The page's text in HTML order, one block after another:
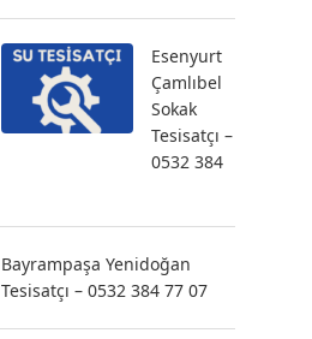
Esenyurt
Çamlıbel
Sokak
Tesisatçı –
0532 384
Bayrampaşa Yenidoğan
Tesisatçı – 0532 384 77 07